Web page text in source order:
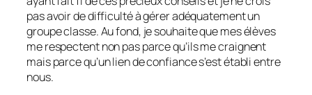
pas avoir de difficulté à gérer adéquatement un
groupe classe. Au fond, je souhaite que mes élèves
me respectent non pas parce qu’ils me craignent
mais parce qu’un lien de confiance s’est établi entre
nous.